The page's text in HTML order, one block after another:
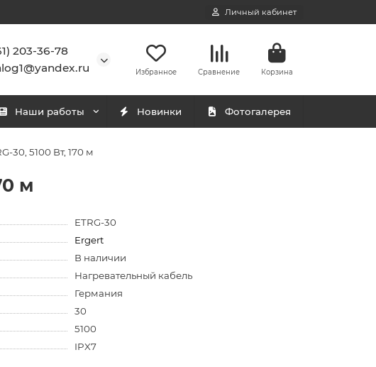
Личный кабинет
203-36-78
Избранное Сравнение Корзина
Наши работы Новинки Фотогалерея
30, 5100 Вт, 170 м
м
ETRG-30
Ergert
В наличии
Нагревательный кабель
Германия
30
5100
IPX7